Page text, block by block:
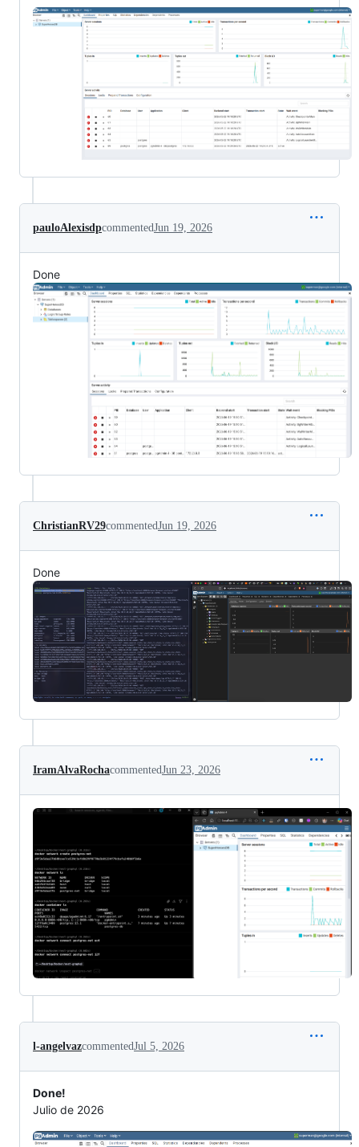
pauloAlexisdpcommentedJun 19, 2026
Done
ChristianRV29commentedJun 19, 2026
Done
IramAlvaRochacommentedJun 23, 2026
l-angelvazcommentedJul 5, 2026
Done!
Julio de 2026